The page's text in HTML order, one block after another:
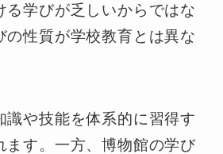
る学びが乏しいからではな
の性質が学校教育とは異な
識や技能を体系的に習得す
ます。一方、博物館の学び